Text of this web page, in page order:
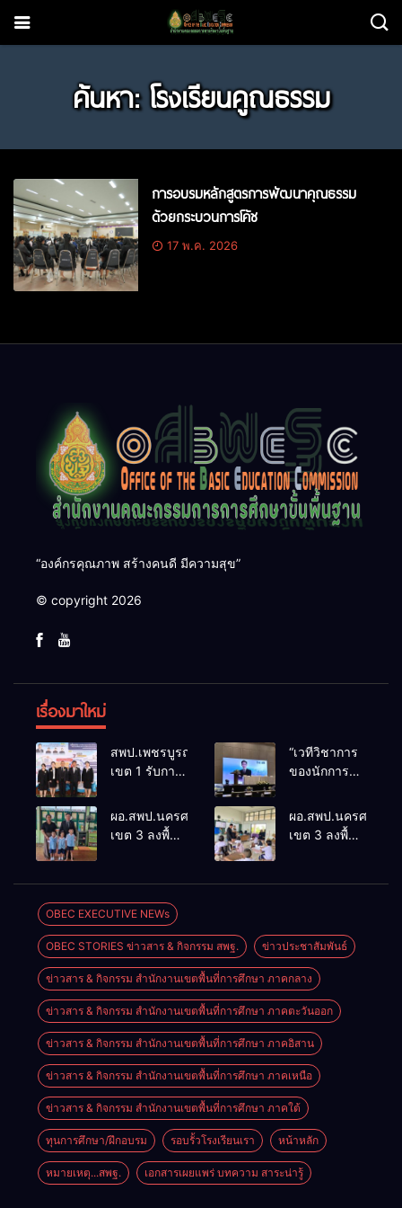
ค้นหา: โรงเรียนคูณธรรม
การอบรมหลักสูตรการพัฒนาคุณธรรม
ด้วยกระบวนการโค้ช
17 พ.ค. 2026
“องค์กรคุณภาพ สร้างคนดี มีความสุข”
© copyright 2026
เรื่องมาใหม่
สพป.เพชรบูรณ์
เขต 1 รับการ
ประเมินผล
เชิงประจักษ์
ต้นแบบ”
ระดับประเทศ
รุ่นที่ 3 ประจำ
ปีงบประมาณ
พ.ศ. 2569
“เวทีวิชาการ
ของนักการ
ThaiCER
International
Research
(ThaiCER)
2026
ผอ.สพป.นครศรีธรรมราช
เขต 3 ลงพื้นที่
ปากพนัง
ผอ.สพป.นครศรีธรร
เขต 3 ลงพื้นที่
OBEC EXECUTIVE NEWs
OBEC STORIES ข่าวสาร & กิจกรรม สพฐ. ข่าวประชาสัมพันธ์
ข่าวสาร & กิจกรรม สำนักงานเขตพื้นที่การศึกษา ภาคกลาง
ข่าวสาร & กิจกรรม สำนักงานเขตพื้นที่การศึกษา ภาคตะวันออก
ข่าวสาร & กิจกรรม สำนักงานเขตพื้นที่การศึกษา ภาคอิสาน
ข่าวสาร & กิจกรรม สำนักงานเขตพื้นที่การศึกษา ภาคเหนือ
ข่าวสาร & กิจกรรม สำนักงานเขตพื้นที่การศึกษา ภาคใต้
ทุนการศึกษา/ฝึกอบรม รอบรั้วโรงเรียนเรา หน้าหลัก
หมายเหตุ...สพฐ. เอกสารเผยแพร่ บทความ สาระน่ารู้